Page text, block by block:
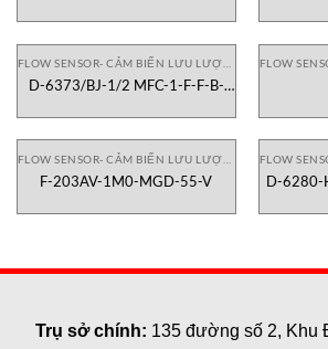
D-6373/BJ-1/2 MFC-1-F-F-B-
F-203AV-1M0-MGD-55-V D-6280-
Trụ sở chính: 135 đường số 2, Khu